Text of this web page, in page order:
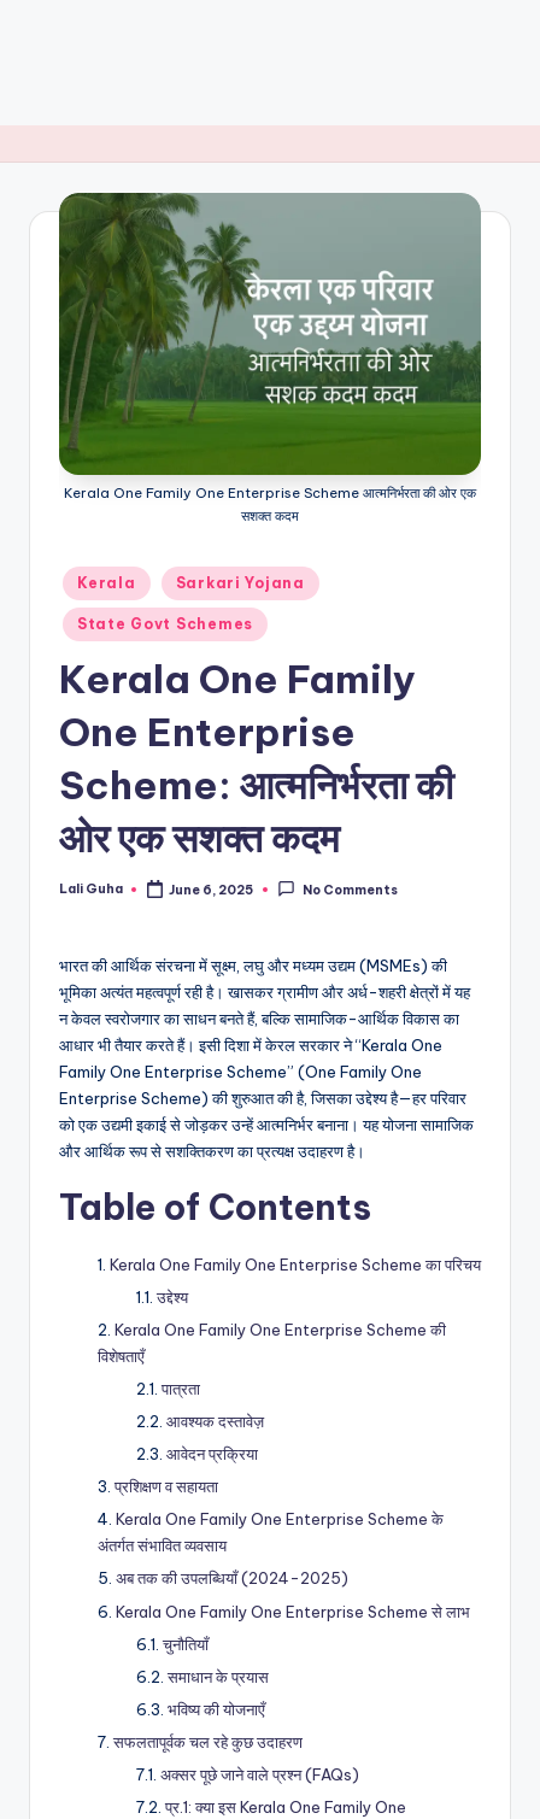
Kerala One Family One Enterprise Scheme आत्मनिर्भरता की ओर एक
सशक्त कदम
Posted
in
Kerala Sarkari Yojana
State Govt Schemes
Kerala One Family
One Enterprise
Scheme: आत्मनिर्भरता की
ओर एक सशक्त कदम
Posted
Lali Guha June 6, 2025 No Comments
भारत की आर्थिक संरचना में सूक्ष्म, लघु और मध्यम उद्यम (MSMEs) की
भूमिका अत्यंत महत्वपूर्ण रही है। खासकर ग्रामीण और अर्ध-शहरी क्षेत्रों में यह
न केवल स्वरोजगार का साधन बनते हैं, बल्कि सामाजिक-आर्थिक विकास का
आधार भी तैयार करते हैं। इसी दिशा में केरल सरकार ने “Kerala One
Family One Enterprise Scheme” (One Family One
Enterprise Scheme) की शुरुआत की है, जिसका उद्देश्य है—हर परिवार
को एक उद्यमी इकाई से जोड़कर उन्हें आत्मनिर्भर बनाना। यह योजना सामाजिक
और आर्थिक रूप से सशक्तिकरण का प्रत्यक्ष उदाहरण है।
Table of Contents
Kerala One Family One Enterprise Scheme का परिचय
उद्देश्य
Kerala One Family One Enterprise Scheme की
विशेषताएँ
पात्रता
आवश्यक दस्तावेज़
आवेदन प्रक्रिया
प्रशिक्षण व सहायता
Kerala One Family One Enterprise Scheme के
अंतर्गत संभावित व्यवसाय
अब तक की उपलब्धियाँ (2024-2025)
Kerala One Family One Enterprise Scheme से लाभ
चुनौतियाँ
समाधान के प्रयास
भविष्य की योजनाएँ
सफलतापूर्वक चल रहे कुछ उदाहरण
अक्सर पूछे जाने वाले प्रश्न (FAQs)
प्र.1: क्या इस Kerala One Family One